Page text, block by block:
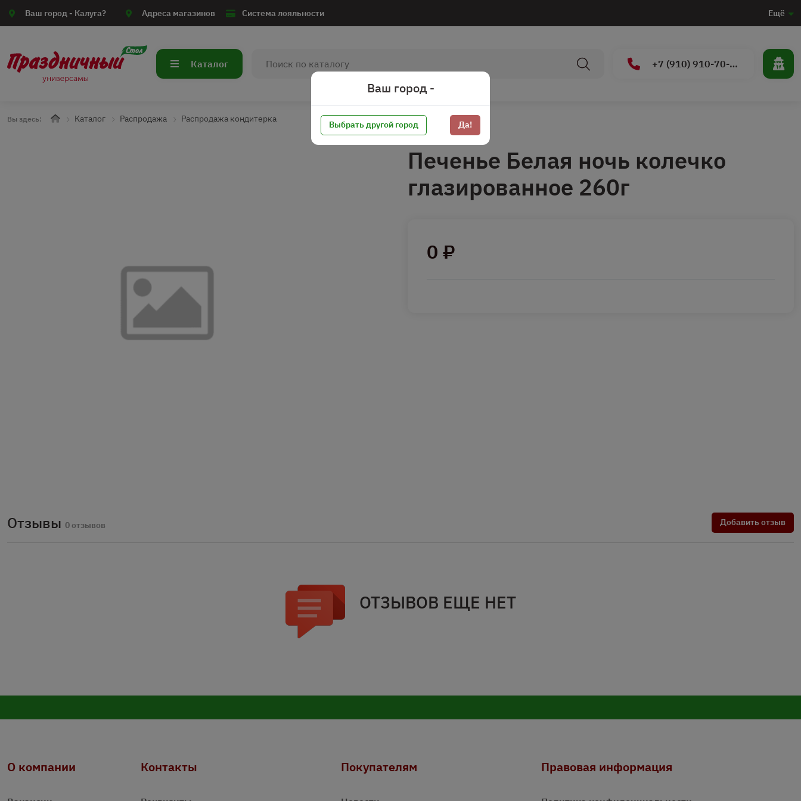
Ваш город - Калуга? Адреса магазинов Система лояльности Ещё
Каталог +7 (910) 910-70-15
Вы здесь: Каталог Распродажа Распродажа кондитерка
Печенье Белая ночь колечко
глазированное 260г
0 ₽
Отзывы 0 отзывов Добавить отзыв
ОТЗЫВОВ ЕЩЕ НЕТ
О компании Контакты Покупателям Правовая информация
Ваш город -
Выбрать другой город Да!